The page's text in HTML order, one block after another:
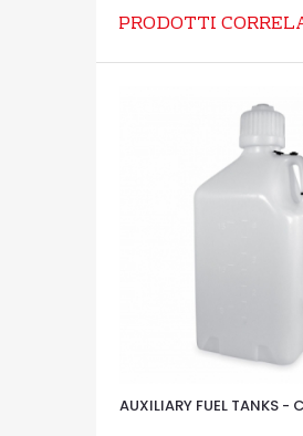
PRODOTTI
AUXILIARY FUEL TANKS -